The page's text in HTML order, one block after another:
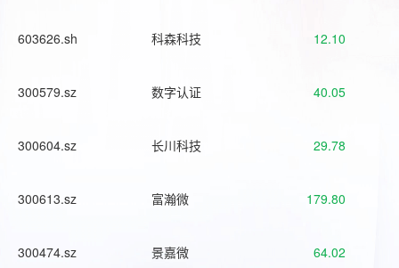
603626.sh 科森科技 12.10
300579.sz 数字认证 40.05
300604.sz 长川科技 29.78
300613.sz 富瀚微 179.80
300474.sz 景嘉微 64.02